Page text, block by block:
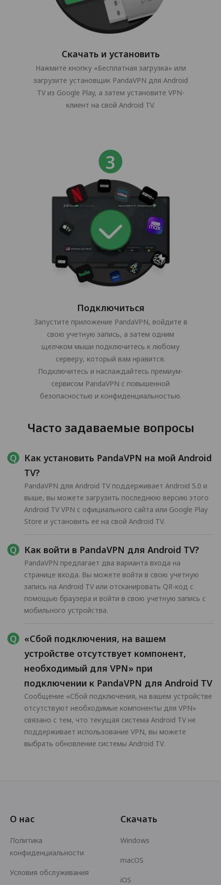
Скачать и установить
Нажмите кнопку «Бесплатная загрузка» или
загрузите установщик PandaVPN для Android
TV из Google Play, а затем установите VPN-
клиент на свой Android TV.
Подключиться
Запустите приложение PandaVPN, войдите в
свою учетную запись, а затем одним
щелчком мыши подключитесь к любому
серверу, который вам нравится.
Подключитесь и наслаждайтесь премиум-
сервисом PandaVPN с повышенной
безопасностью и конфиденциальностью.
Часто задаваемые вопросы
Как установить PandaVPN на мой Android
TV?
PandaVPN для Android TV поддерживает Android 5.0 и
выше, вы можете загрузить последнюю версию этого
Android TV VPN с официального сайта или Google Play
Store и установить ее на свой Android TV.
Как войти в PandaVPN для Android TV?
PandaVPN предлагает два варианта входа на
странице входа. Вы можете войти в свою учетную
запись на Android TV или отсканировать QR-код с
помощью браузера и войти в свою учетную запись с
мобильного устройства.
«Сбой подключения, на вашем
устройстве отсутствует компонент,
необходимый для VPN» при
подключении к PandaVPN для Android TV
Сообщение «Сбой подключения, на вашем устройстве
отсутствуют необходимые компоненты для VPN»
связано с тем, что текущая система Android TV не
поддерживает использование VPN, вы можете
выбрать обновление системы Android TV.
О нас
Политика
конфиденциальности
Условия обслуживания
Скачать
Windows
macOS
iOS